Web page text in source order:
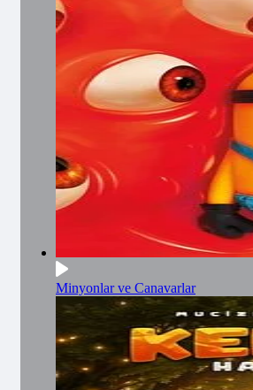
Minyonlar ve Canavarlar